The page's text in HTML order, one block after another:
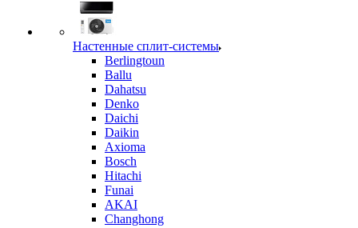
Настенные сплит-системы
Berlingtoun
Ballu
Dahatsu
Denko
Daichi
Daikin
Axioma
Bosch
Hitachi
Funai
AKAI
Changhong